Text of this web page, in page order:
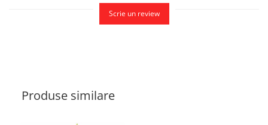
Scrie un review
Produse similare